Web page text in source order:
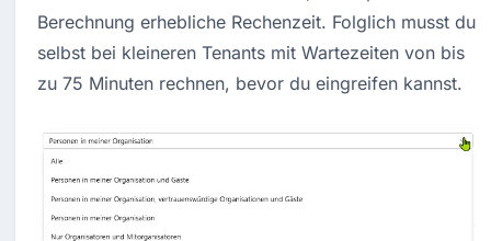
Berechnung erhebliche Rechenzeit. Folglich musst du
selbst bei kleineren Tenants mit Wartezeiten von bis
zu 75 Minuten rechnen, bevor du eingreifen kannst.